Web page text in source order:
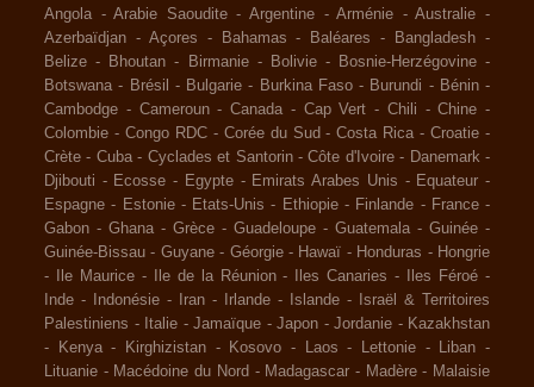
Angola -Arabie Saoudite -Argentine -Arménie -Australie -
Azerbaïdjan - Açores - Bahamas - Baléares - Bangladesh -
Belize - Bhoutan - Birmanie - Bolivie - Bosnie-Herzégovine -
Botswana - Brésil - Bulgarie - Burkina Faso - Burundi - Bénin -
Cambodge - Cameroun - Canada - Cap Vert - Chili -Chine -
Colombie - Congo RDC - Corée du Sud -Costa Rica -Croatie -
Crète - Cuba - Cyclades et Santorin -Côte d'Ivoire - Danemark -
Djibouti - Ecosse - Egypte - Emirats Arabes Unis - Equateur -
Espagne - Estonie - Etats-Unis - Ethiopie - Finlande - France -
Gabon - Ghana - Grèce - Guadeloupe - Guatemala - Guinée -
Guinée-Bissau - Guyane - Géorgie - Hawaï - Honduras - Hongrie
-
Ile Maurice - Ile de la Réunion - Iles Canaries - Iles Féroé -
Inde - Indonésie - Iran - Irlande - Islande -
Israël & Territoires
Palestiniens - Italie - Jamaïque - Japon - Jordanie - Kazakhstan
-
Kenya - Kirghizistan - Kosovo - Laos - Lettonie - Liban -
Lituanie - Macédoine du Nord - Madagascar - Madère - Malaisie